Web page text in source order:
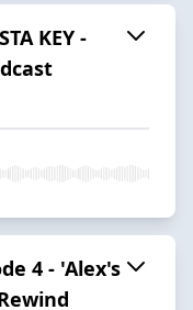
KEY -
4 - 'Alex's